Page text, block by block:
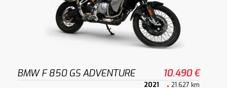
BMW F 850 GS ADVENTURE 10.490 €
2021 21.627 km